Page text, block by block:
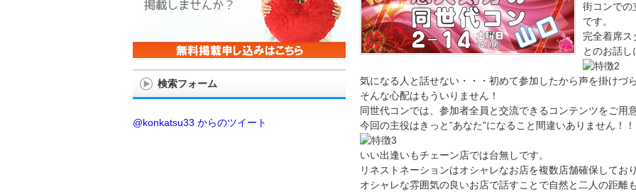
街コンでの
です。
完全着席ス
とのお話し
気になる人と話せない・・・初めて参加したから声を掛けづ
そんな心配はもういりません！
同世代コンでは、参加者全員と交流できるコンテンツをご用
今回の主役はきっと”あなた”になること間違いありません！！
いい出逢いもチェーン店では台無しです。
リネストネーションはオシャレなお店を複数店舗確保しており
オシャレな雰囲気の良いお店で話すことで自然と二人の距離も
検索フォーム
@konkatsu33 からのツイート